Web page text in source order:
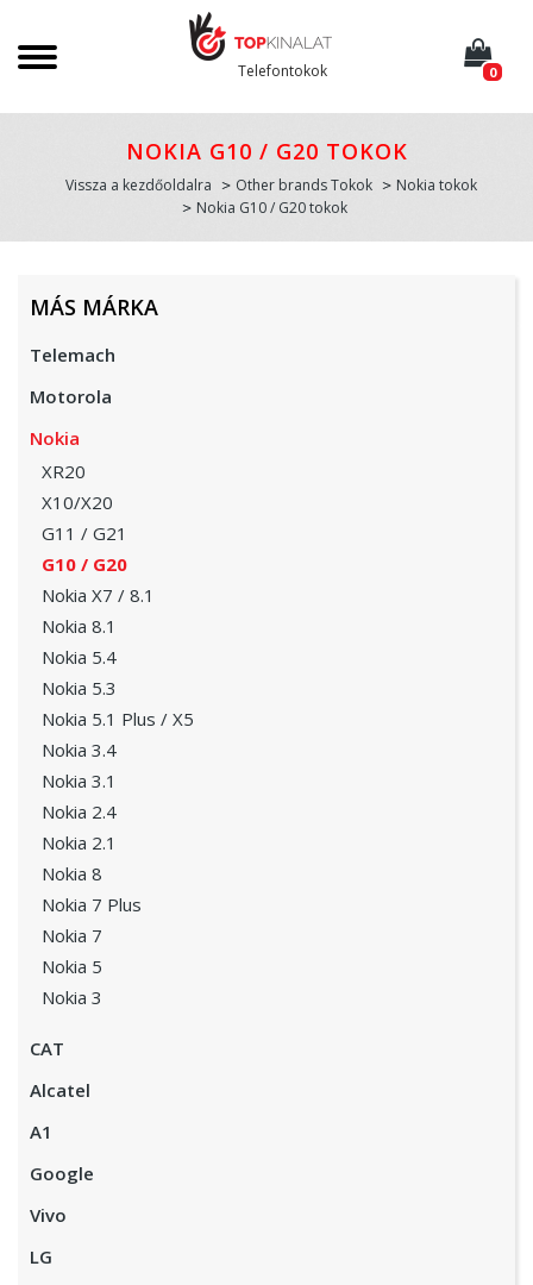
Telefontokok 0
NOKIA G10 / G20 TOKOK
Vissza a kezdőoldalra Other brands Tokok
Nokia tokok
Nokia G10 / G20 tokok
MÁS MÁRKA
Telemach
Motorola
Nokia
XR20
X10/X20
G11 / G21
G10 / G20
Nokia X7 / 8.1
Nokia 8.1
Nokia 5.4
Nokia 5.3
Nokia 5.1 Plus / X5
Nokia 3.4
Nokia 3.1
Nokia 2.4
Nokia 2.1
Nokia 8
Nokia 7 Plus
Nokia 7
Nokia 5
Nokia 3
CAT
Alcatel
A1
Google
Vivo
LG